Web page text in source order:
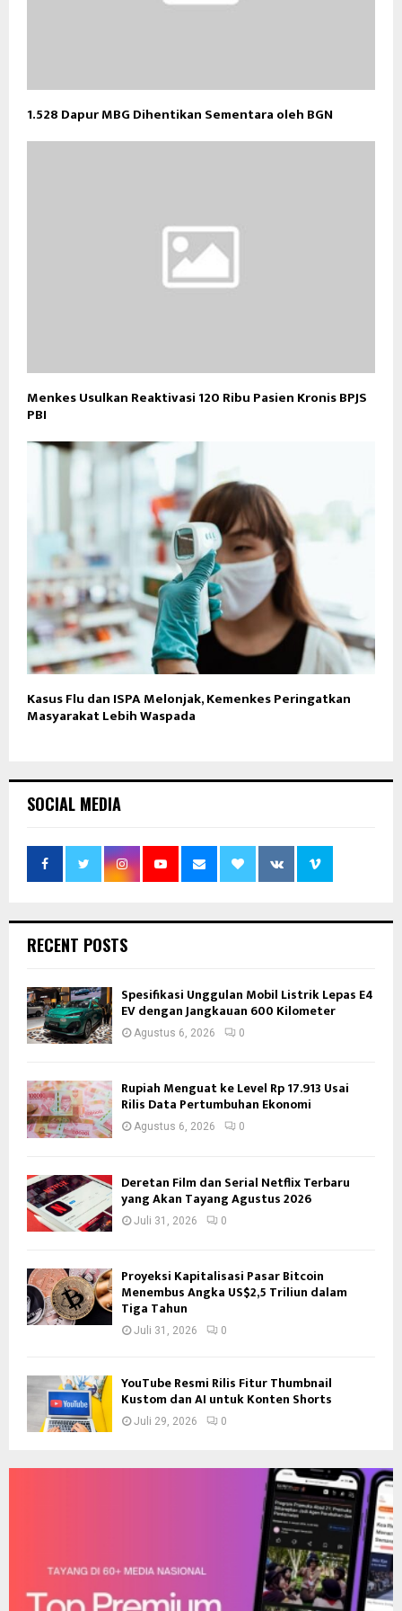
1.528 Dapur MBG Dihentikan Sementara oleh BGN
Menkes Usulkan Reaktivasi 120 Ribu Pasien Kronis BPJS
PBI
Kasus Flu dan ISPA Melonjak, Kemenkes Peringatkan
Masyarakat Lebih Waspada
SOCIAL MEDIA
RECENT POSTS
Spesifikasi Unggulan Mobil Listrik Lepas E4
EV dengan Jangkauan 600 Kilometer
Agustus 6, 2026 0
Rupiah Menguat ke Level Rp 17.913 Usai
Rilis Data Pertumbuhan Ekonomi
Agustus 6, 2026 0
Deretan Film dan Serial Netflix Terbaru
yang Akan Tayang Agustus 2026
Juli 31, 2026 0
Proyeksi Kapitalisasi Pasar Bitcoin
Menembus Angka US$2,5 Triliun dalam
Tiga Tahun
Juli 31, 2026 0
YouTube Resmi Rilis Fitur Thumbnail
Kustom dan AI untuk Konten Shorts
Juli 29, 2026 0